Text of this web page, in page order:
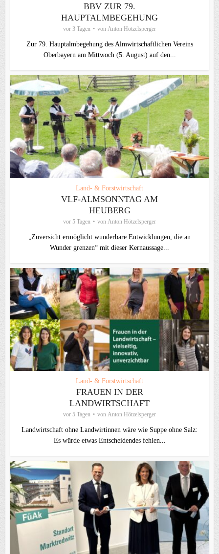
BBV ZUR 79.
HAUPTALMBEGEHUNG
vor 3 Tagen von Anton Hötzelsperger
Zur 79. Hauptalmbegehung des Almwirtschaftlichen Vereins
Oberbayern am Mittwoch (5. August) auf den...
Land- & Forstwirtschaft
VLF-ALMSONNTAG AM
HEUBERG
vor 5 Tagen von Anton Hötzelsperger
„Zuversicht ermöglicht wunderbare Entwicklungen, die an
Wunder grenzen“ mit dieser Kernaussage...
Land- & Forstwirtschaft
FRAUEN IN DER
LANDWIRTSCHAFT
vor 5 Tagen von Anton Hötzelsperger
Landwirtschaft ohne Landwirtinnen wäre wie Suppe ohne Salz:
Es würde etwas Entscheidendes fehlen...